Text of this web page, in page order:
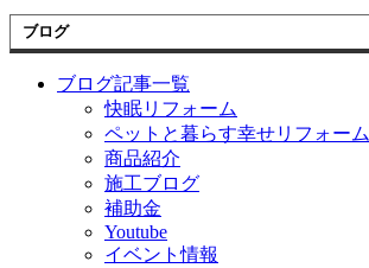
ブログ
ブログ記事一覧
快眠リフォーム
ペットと暮らす幸せリフォーム
商品紹介
施工ブログ
補助金
Youtube
イベント情報